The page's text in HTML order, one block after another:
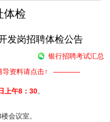
体检
发岗招聘体检公告
银行招聘考试汇总
资料请点击↑
上午8：30。
会议室。